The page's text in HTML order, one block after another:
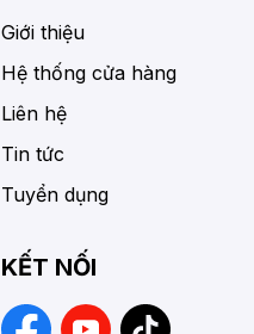
Giới thiệu
Hệ thống cửa hàng
Liên hệ
Tin tức
Tuyển dụng
KẾT NỐI